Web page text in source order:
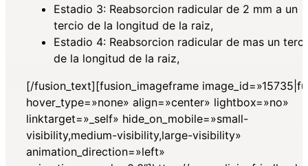
Estadio 3: Reabsorcion radicular de 2 mm a un
tercio de la longitud de la raiz,
Estadio 4: Reabsorcion radicular de mas un
de la longitud de la raiz,
[/fusion_text][fusion_imageframe
hover_type=»none» align=»center» lightbox=»no»
linktarget=»_self» hide_on_mobile=»small-
visibility,medium-visibility,large-visibility»
animation_direction=»left»